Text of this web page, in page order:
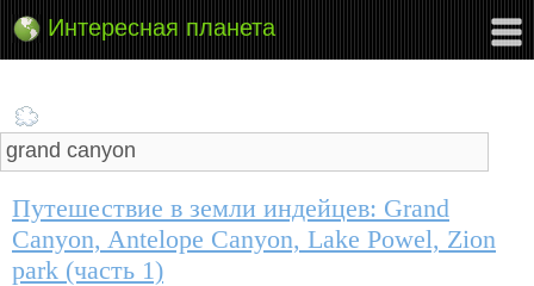
Интересная планета
Путешествие в земли индейцев: Grand
Canyon, Antelope Canyon, Lake Powel, Zion
park (часть 1)